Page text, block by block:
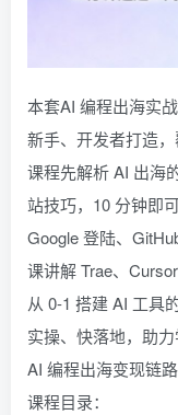
本套AI 编程出海实
新手、开发者打造
课程先解析 AI 出海
站技巧，10 分钟即
Google 登陆、
课讲解 Trae、
从 0-1 搭建 AI 工具
实操、快落地，助
AI 编程出海变现链路
课程目录：